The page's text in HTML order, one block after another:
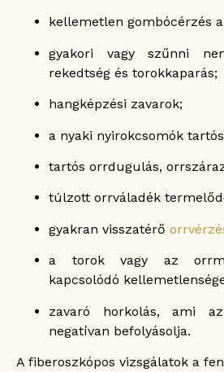
kellemetlen gombócérzés
gyakori vagy szűnni
rekedtség és torokkaparás;
hangképzési zavarok;
a nyaki nyirokcsomók
tartós orrdugulás,
túlzott orrváladék
gyakran visszatérő
a torok vagy az
kapcsolódó
zavaró horkolás, ami
negatívan befolyásolja.
A fiberoszkópos vizsgálatok a